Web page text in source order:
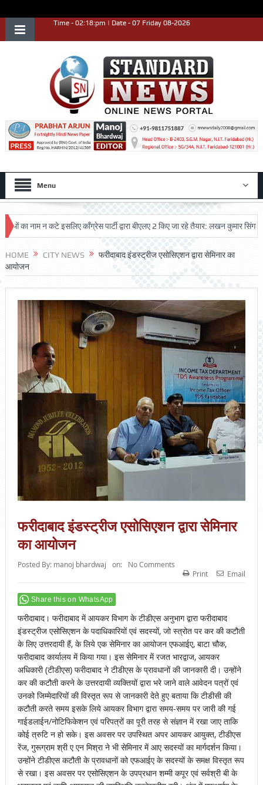
Time - 02:18:pm | Date - 07 Friday 08-2026
Menu
नाम न कटे इसलिए काँग्रेस पार्टी द्वारा बीएलए 2 किए जा रहे तैयार: लखन कुमार सिंगला
HOME CITY NEWS
फरीदाबाद इंडस्ट्रीज एसोसिएशन द्वारा सेमिनार का
आयोजन
फरीदाबाद इंडस्ट्रीज एसोसिएशन द्वारा सेमिनार
का आयोजन
Posted By: manoj bhardwaj on:
No Comments
Print
Email
Share this on WhatsApp
फरीदाबाद। फरीदाबाद में आयकर विभाग के टीडीएस अनुभाग द्वारा फरीदाबाद
इंडस्ट्रीज एसोसिएशन के पदाधिकारियों एवं सदस्यों, जो स्त्रोत पर कर की कटौती
के लिए उत्तरदायी हैं, के लिये एक सेमिनार का आयोजन एफआईए, बाटा चौक,
फरीदाबाद कार्यालय में किया गया। इस सेमिनार में रजत भारद्वाज, आयकर
अधिकारी (टीडीएस) फरीदाबाद ने टीडीएस के प्रावधानों की जानकारी दी। उन्होंने
कर की कटौती करने के उत्तरदायी व्यक्तियों द्वारा भरे जाने वाले आवेदन पत्रों एवं
उनको जिम्मेदारियों की विस्तृत रूप से जानकारी देते हुए बताया कि टीडीसी की
कटौती करते समय इसके लिये आयकर विभाग द्वारा समय-समय पर जारी की गई
गाईडलाईन/नोटिफिकेशन एवं परिपत्रों का पूरी तरह से संज्ञान में रखा जाए ताकि
कोई त्रुटि न हो सके। इस अवसर पर उपस्थित अपर आयकर आयुक्त, टीडीएस
रेंज, गुरूग्राम श्री ए एन मिश्रा ने भी सेमिनार में आए सदस्यों का मार्गदर्शन किया।
उन्होंने टीडीएस कटौती के प्रावधानों को एफआईए के सदस्यों के समक्ष विस्तृत रूप
से रखा। इस अवसर पर एसोसिएशन के उपप्रधान शम्मी कपूर एवं सर्वश्री बी के